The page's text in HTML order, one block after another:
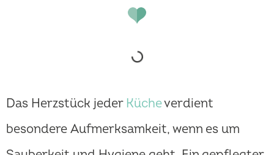
Das Herzstück jeder Kücheverdient
besondere Aufmerksamkeit, wenn es um